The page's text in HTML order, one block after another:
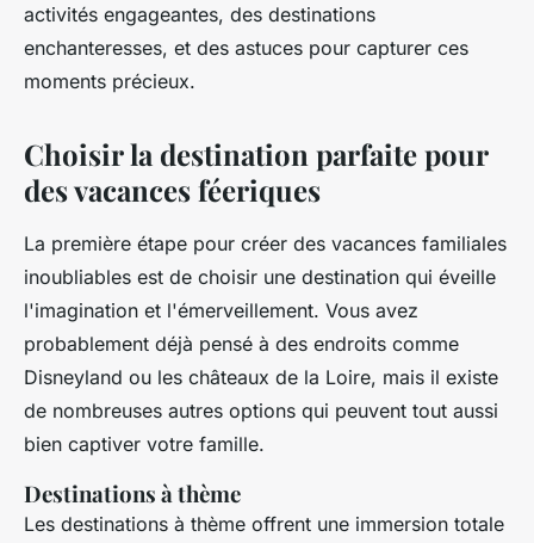
activités engageantes, des destinations
enchanteresses, et des astuces pour capturer ces
moments précieux.
Choisir la destination parfaite pour
des vacances féeriques
La première étape pour créer des vacances familiales
inoubliables est de choisir une destination qui éveille
l'imagination et l'émerveillement. Vous avez
probablement déjà pensé à des endroits comme
Disneyland ou les châteaux de la Loire, mais il existe
de nombreuses autres options qui peuvent tout aussi
bien captiver votre famille.
Destinations à thème
Les destinations à thème offrent une immersion totale